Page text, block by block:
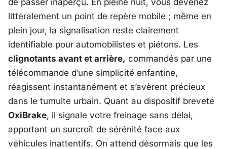
littéralement un point de repère mobile ; même en
plein jour, la signalisation reste clairement
identifiable pour automobilistes et piétons. Les
clignotants avant et arrière, commandés par une
télécommande d’une simplicité enfantine,
réagissent instantanément et s’avèrent précieux
dans le tumulte urbain. Quant au dispositif breveté
OxiBrake, il signale votre freinage sans délai,
apportant un surcroît de sérénité face aux
véhicules inattentifs. On attend désormais que les